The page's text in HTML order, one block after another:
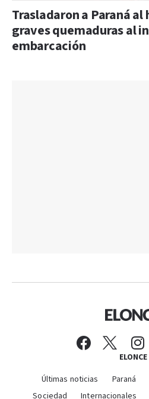
Trasladaron a Paraná
graves quemaduras al
embarcación
ELONCE
Últimas noticias Paraná
Sociedad
Internacionales